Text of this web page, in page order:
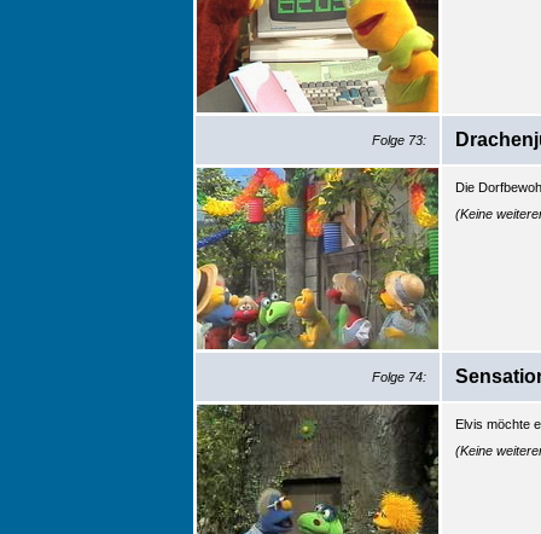
Folge 73:
Die
(Keine
Folge 74:
Elvis möchte
(Keine